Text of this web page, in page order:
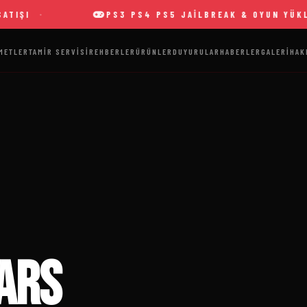
PS3 PS4 PS5 JAILBREAK & OYUN YÜKLEME
TAMIR SERVISI REHBERLER ÜRÜNLER DUYURULAR HABERLER GALERI